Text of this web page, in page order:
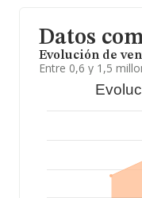
Datos
Evolución de
Entre 0,6 y 1,5